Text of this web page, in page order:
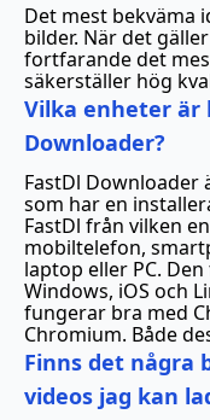
Det mest bekväma
bilder. När det
fortfarande det
säkerställer hög
Vilka enheter är
Downloader?
FastDl Downloader
som har en
FastDl från vilken
mobiltelefon,
laptop eller PC.
Windows, iOS och
fungerar bra med
Chromium. Både
Finns det några
videos jag kan